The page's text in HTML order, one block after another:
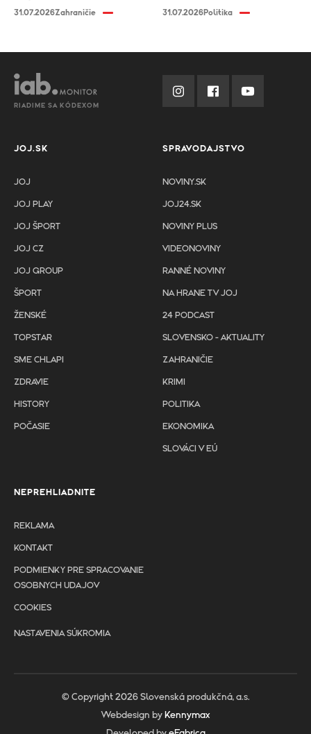
31.07.2026Zahraničie 31.07.2026Politika
RIADIME SA KÓDEXOM
JOJ.SK
JOJ
JOJ PLAY
JOJ ŠPORT
JOJ CZ
JOJ GROUP
ŠPORT
ŽENSKÉ
TOPSTAR
SME CHLAPI
ZDRAVIE
HISTORY
POČASIE
SPRAVODAJSTVO
NOVINY.SK
JOJ24.SK
NOVINY PLUS
VIDEONOVINY
RANNÉ NOVINY
NA HRANE TV JOJ
24 PODCAST
SLOVENSKO - AKTUALITY
ZAHRANIČIE
KRIMI
POLITIKA
EKONOMIKA
SLOVÁCI V EÚ
NEPREHLIADNITE
REKLAMA
KONTAKT
PODMIENKY PRE SPRACOVANIE
OSOBNYCH UDAJOV
COOKIES
NASTAVENIA SÚKROMIA
© Copyright 2026 Slovenská produkčná, a.s.
Webdesign by Kennymax